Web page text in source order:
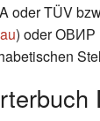
oder TÜV
) oder ОВИР